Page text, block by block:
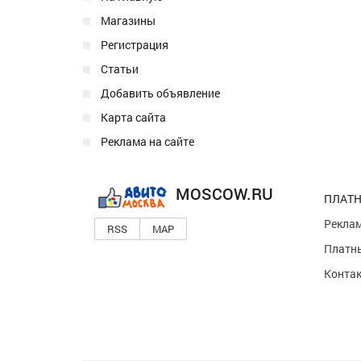
Магазины
Регистрация
Статьи
Добавить объявление
Карта сайта
Реклама на сайте
MOSCOW.RU
RSS MAP